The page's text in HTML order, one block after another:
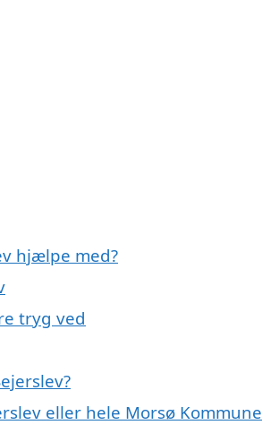
hjælpe med?
tryg ved
eller hele Morsø Kommune